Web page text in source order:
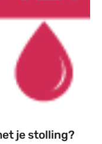
je stolling?